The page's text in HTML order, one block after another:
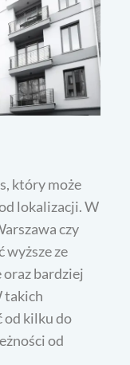
który może
lokalizacji. W
czy
wyższe ze
oraz bardziej
takich
od kilku do
od